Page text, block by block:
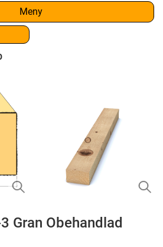
Meny
Gran Obehandlad